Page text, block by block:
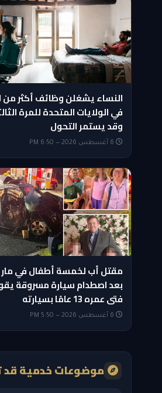
النساء يشغلن وظائف أكثر من
في الولايات المتحدة للمرة
وقد يستمر التحول
مقتل أب لخمسة أطفال في
بعد اصطدام سيارة مسروقة
فتى عمره 13 عامًا بسيارته
موضوعات خدمية قد